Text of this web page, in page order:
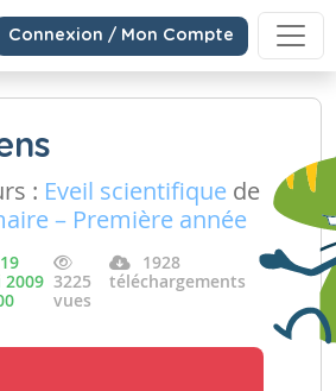
Connexion / Mon Compte
: Eveil scientifique de
– Première année
19
2009 3225
vues
1928
téléchargements